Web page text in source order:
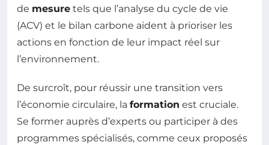
de mesure tels que l’analyse du cycle de vie
(ACV) et le bilan carbone aident à prioriser les
actions en fonction de leur impact réel sur
l’environnement.
De surcroît, pour réussir une transition vers
l’économie circulaire, la formation est cruciale.
Se former auprès d’experts ou participer à des
programmes spécialisés, comme ceux proposés